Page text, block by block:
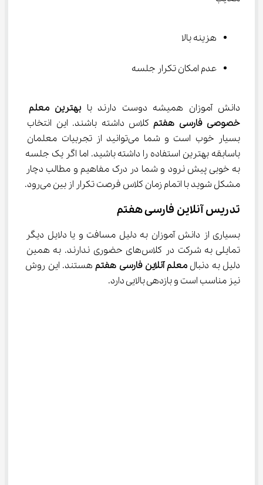
هزینه بالا
عدم امکان تکرار جلسه
دانش آموزان همیشه دوست دارند با بهترین معلم
خصوصی فارسی هفتم کلاس داشته باشند. این انتخاب
بسیار خوب است و شما می‌توانید از تجربیات معلمان
باسابقه بهترین استفاده را داشته باشید. اما اگر یک جلسه
به خوبی پیش نرود و شما در درک مفاهیم و مطالب دچار
مشکل شوید با اتمام زمان کلاس فرصت تکرار از بین می‌رود.
تدریس آنلاین فارسی هفتم
بسیاری از دانش آموزان به دلیل مسافت و یا دلایل دیگر
تمایلی به شرکت در کلاس‌های حضوری ندارند. به همین
دلیل به دنبال معلم آنلاین فارسی هفتم هستند. این روش
نیز مناسب است و بازدهی بالایی دارد.